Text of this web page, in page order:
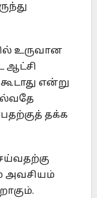
உருவான
ஆட்சி
என்று
தக்க
அவசியம்